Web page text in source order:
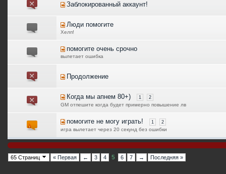
Заблокированный аккаунт!
Люди помогите
Хелп!
помогите очень срочно
вылетает ошибка
Продолжение
Когда мы апнем 80+) 1 2
GM отпешите когда будет примерно повышение лв
помогите не могу играть! 1 2
игра вылетает через 20 секунд без ошибки
65 Страниц « Первая ← 3 4 5 6 7 → Последняя »